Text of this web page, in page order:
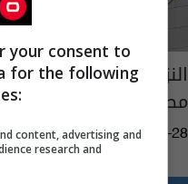
النزاهة تكشف
مصرفين حكوميين في
03:59 | 2026-05-28
your consent to
for the following
content, advertising and
research and